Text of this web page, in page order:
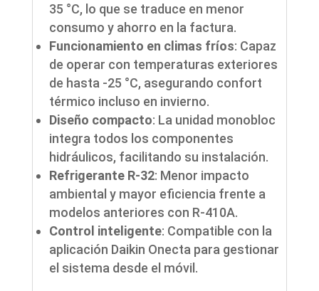
35 °C, lo que se traduce en menor
consumo y ahorro en la factura.
Funcionamiento en climas fríos: Capaz
de operar con temperaturas exteriores
de hasta -25 °C, asegurando confort
térmico incluso en invierno.
Diseño compacto: La unidad monobloc
integra todos los componentes
hidráulicos, facilitando su instalación.
Refrigerante R-32: Menor impacto
ambiental y mayor eficiencia frente a
modelos anteriores con R-410A.
Control inteligente: Compatible con la
aplicación Daikin Onecta para gestionar
el sistema desde el móvil.